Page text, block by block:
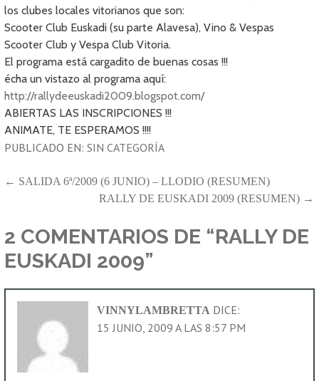
los clubes locales vitorianos que son:
Scooter Club Euskadi (su parte Alavesa), Vino & Vespas
Scooter Club y Vespa Club Vitoria.
El programa está cargadito de buenas cosas !!!
écha un vistazo al programa aquí:
http://rallydeeuskadi2009.blogspot.com/
ABIERTAS LAS INSCRIPCIONES !!!
ANIMATE, TE ESPERAMOS !!!!
PUBLICADO EN:SIN CATEGORÍA
NAVEGACIÓN
ENTRADAS
← SALIDA 6ª/2009 (6 JUNIO) – LLODIO (RESUMEN)
RALLY DE EUSKADI 2009 (RESUMEN) →
2 COMENTARIOS DE “RALLY DE
EUSKADI 2009”
VINNYLAMBRETTA DICE:
15 JUNIO, 2009 A LAS 8:57 PM